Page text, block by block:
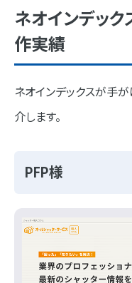
ネオインデック
作実績
ネオインデックスが手
介します。
PFP様